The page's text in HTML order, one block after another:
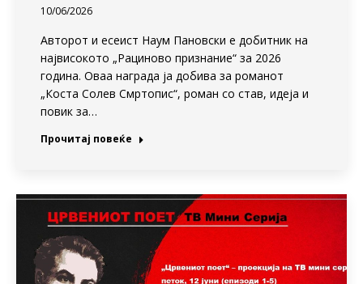
10/06/2026
Авторот и есеист Наум Пановски е добитник на
највисокото „Рациново признание“ за 2026
година. Оваа награда ја добива за романот
„Коста Солев Смртопис“, роман со став, идеја и
повик за…
Прочитај повеќе